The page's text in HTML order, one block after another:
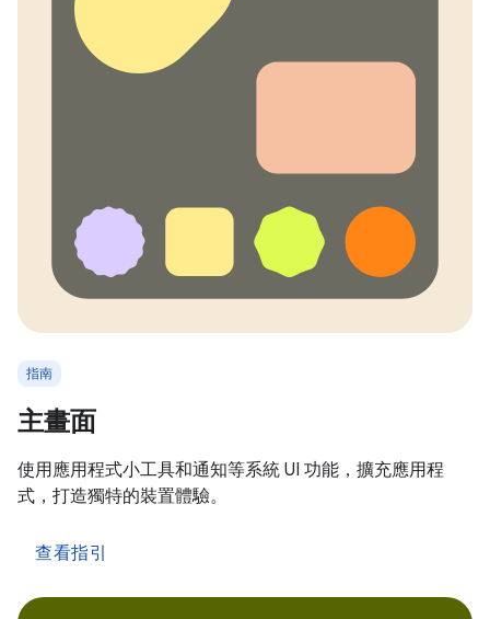
指南
主畫面
使用應用程式小工具和通知等系統 UI 功能，擴充應用程
式，打造獨特的裝置體驗。
查看指引